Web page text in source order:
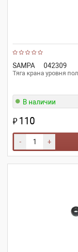
SAMPA 042309
Тяга крана уровня
В наличии
₽110
- +